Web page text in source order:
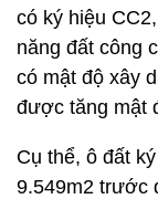
có ký hiệu
năng đất công
có mật độ xây
được tăng mật
Cụ thể, ô đất
9.549m2 trước